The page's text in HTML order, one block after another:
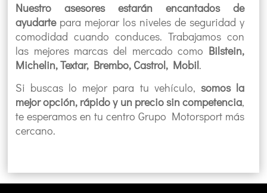
Nuestro asesores estarán encantados de
ayudartepara mejorar los niveles de seguridad y
comodidad cuando conduces. Trabajamos con
las mejores marcas del mercado como Bilstein,
Michelin, Textar, Brembo, Castrol, Mobil.
Si buscas lo mejor para tu vehículo, somos la
mejor opción, rápido y un precio sin competencia,
te esperamos en tu centro Grupo Motorsport más
cercano.